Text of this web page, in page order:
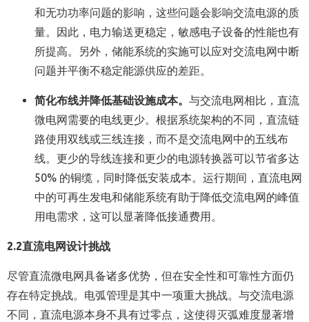
和无功功率问题的影响，这些问题会影响交流电源的质
量。因此，电力输送更稳定，敏感电子设备的性能也有
所提高。另外，储能系统的实施可以应对交流电网中断
问题并平衡不稳定能源供应的差距。
简化布线并降低基础设施成本。 与交流电网相比，直流
微电网需要的电线更少。根据系统架构的不同，直流链
路使用双线或三线连接，而不是交流电网中的五线布
线。更少的导线连接和更少的电源转换器可以节省多达
50% 的铜缆，同时降低安装成本。运行期间，直流电网
中的可再生发电和储能系统有助于降低交流电网的峰值
用电需求，这可以显著降低接通费用。
2.2直流电网设计挑战
尽管直流微电网具备诸多优势，但在安全性和可靠性方面仍
存在特定挑战。电弧管理是其中一项重大挑战。与交流电源
不同，直流电源本身不具有过零点，这使得灭弧难度显著增